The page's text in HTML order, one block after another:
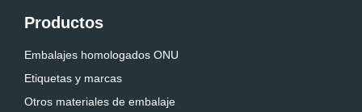
Productos
Embalajes homologados ONU
Etiquetas y marcas
Otros materiales de embalaje